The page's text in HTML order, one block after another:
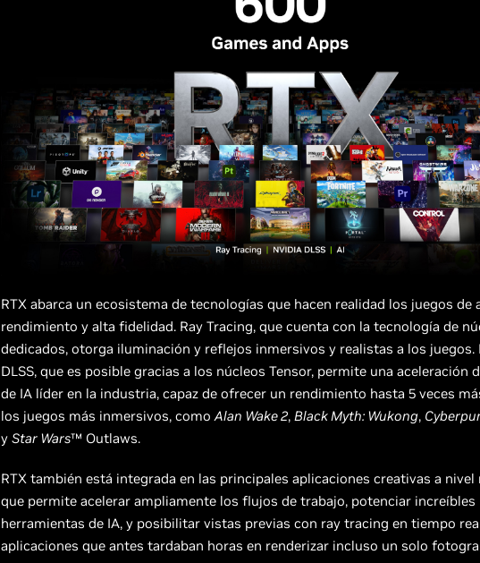
RTX abarca un ecosistema de tecnologías que hacen realidad los juegos de
rendimiento y alta fidelidad. Ray Tracing, que cuenta con la tecnología de
dedicados, otorga iluminación y reflejos inmersivos y realistas a los juegos.
DLSS, que es posible gracias a los núcleos Tensor, permite una aceleración
de IA líder en la industria, capaz de ofrecer un rendimiento hasta 5 veces
los juegos más inmersivos, comoAlan Wake 2, Black Myth: Wukong,
y Star Wars™ Outlaws.
RTX también está integrada en las principales aplicaciones creativas a nivel
que permite acelerar ampliamente los flujos de trabajo, potenciar increíbles
herramientas de IA, y posibilitar vistas previas con ray tracing en tiempo
aplicaciones que antes tardaban horas en renderizar incluso un solo